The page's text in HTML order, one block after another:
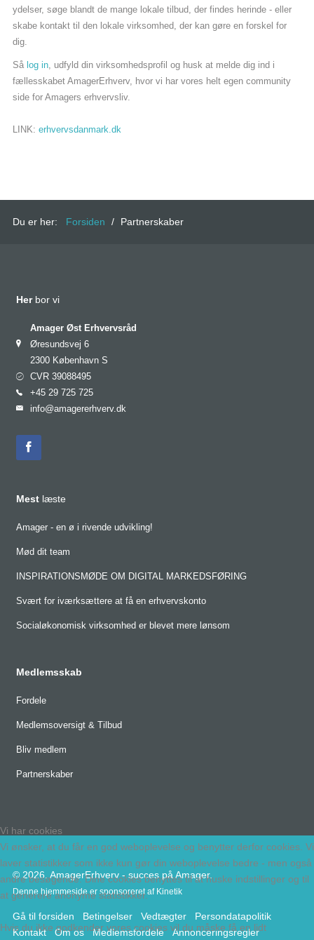
ydelser, søge blandt de mange lokale tilbud, der findes herinde - eller
skabe kontakt til den lokale virksomhed, der kan gøre en forskel for
dig.
Så log in, udfyld din virksomhedsprofil og husk at melde dig ind i
fællesskabet AmagerErhverv, hvor vi har vores helt egen community
side for Amagers erhvervsliv.
LINK: erhvervsdanmark.dk
Du er her: Forsiden / Partnerskaber
Her bor vi
Amager Øst Erhvervsråd
Øresundsvej 6
2300 København S
CVR 39088495
+45 29 725 725
info@amagererhverv.dk
Mest læste
Amager - en ø i rivende udvikling!
Mød dit team
INSPIRATIONSMØDE OM DIGITAL MARKEDSFØRING
Svært for iværksættere at få en erhvervskonto
Socialøkonomisk virksomhed er blevet mere lønsom
Medlemsskab
Fordele
Medlemsoversigt & Tilbud
Bliv medlem
Partnerskaber
© 2026. AmagerErhverv - succes på Amager.
Denne hjemmeside er sponsoreret af Kinetik
Gå til forsiden Betingelser Vedtægter
Persondatapolitik
Kontakt
Om os Medlemsfordele Annonceringsregler
Vi har cookies
Vi ønsker, at du får en god weboplevelse og benytter derfor cookies. Vi
laver statistikker som ikke kun gør din weboplevelse bedre - men også
andre besøgende. Dine cookies benyttes til at huske indstillinger og til
at generere anonyme statistikker.
Hvis du ikke godkender vores cookies vil du måske få en lidt